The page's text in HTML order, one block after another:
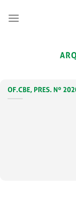
OF.CBE, PRES. Nº